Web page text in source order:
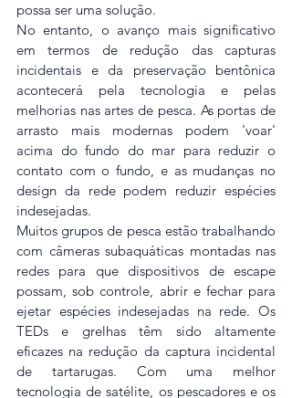
possa ser uma solução.
No entanto, o avanço mais significativo
em termos de redução das capturas
incidentais e da preservação bentônica
acontecerá pela tecnologia e pelas
melhorias nas artes de pesca. As portas de
arrasto mais modernas podem 'voar'
acima do fundo do mar para reduzir o
contato com o fundo, e as mudanças no
design da rede podem reduzir espécies
indesejadas.
Muitos grupos de pesca estão trabalhando
com câmeras subaquáticas montadas nas
redes para que dispositivos de escape
possam, sob controle, abrir e fechar para
ejetar espécies indesejadas na rede. Os
TEDs e grelhas têm sido altamente
eficazes na redução da captura incidental
de tartarugas. Com uma melhor
tecnologia de satélite, os pescadores e os